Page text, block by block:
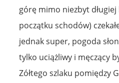
górę mimo niezbyt
początku schodów)
jednak super, pogoda
tylko uciążliwy i męczący
Zółtego szlaku pomiędzy